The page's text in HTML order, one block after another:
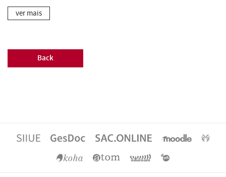
ver mais
Back